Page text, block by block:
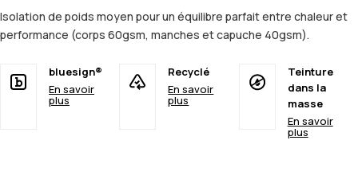
Isolation de poids moyen pour un équilibre parfait entre chaleur et
performance (corps 60gsm, manches et capuche 40gsm).
bluesign®
En savoir
plus
Recyclé
En savoir
plus
Teinture
dans la
masse
En savoir
plus